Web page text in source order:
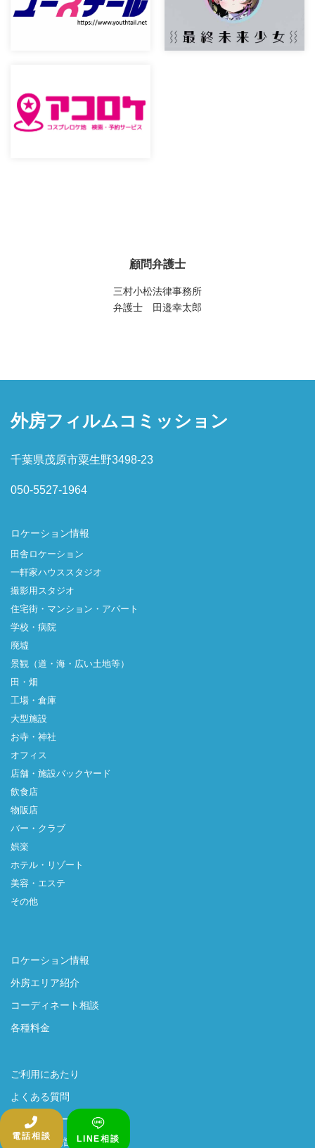
電話相談 LINE相談
顧問弁護士
三村小松法律事務所
弁護士 田邉幸太郎
外房フィルムコミッション
千葉県茂原市粟生野3498-23
050-5527-1964
ロケーション情報
田舎ロケーション
一軒家ハウススタジオ
撮影用スタジオ
住宅街・マンション・アパート
学校・病院
廃墟
景観（道・海・広い土地等）
田・畑
工場・倉庫
大型施設
お寺・神社
オフィス
店舗・施設バックヤード
飲食店
物販店
バー・クラブ
娯楽
ホテル・リゾート
美容・エステ
その他
ロケーション情報
外房エリア紹介
コーディネート相談
各種料金
ご利用にあたり
よくある質問
プライバシーポリシー
感染症対策指針